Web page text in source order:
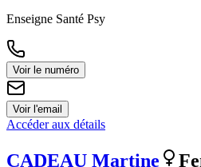
Enseigne Santé Psy
Voir le numéro
Voir l'email
Accéder aux détails
CADEAU Martine